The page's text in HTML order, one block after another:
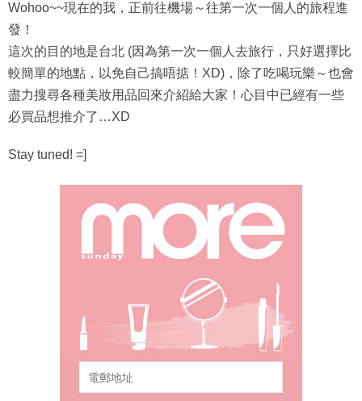
Wohoo~~現在的我，正前往機場～往第一次一個人的旅程進
發！
這次的目的地是台北 (因為第一次一個人去旅行，只好選擇比
較簡單的地點，以免自己搞唔掂！XD)，除了吃喝玩樂～也會
盡力搜尋各種美妝用品回來介紹給大家！心目中已經有一些
必買品想推介了…XD
Stay tuned! =]